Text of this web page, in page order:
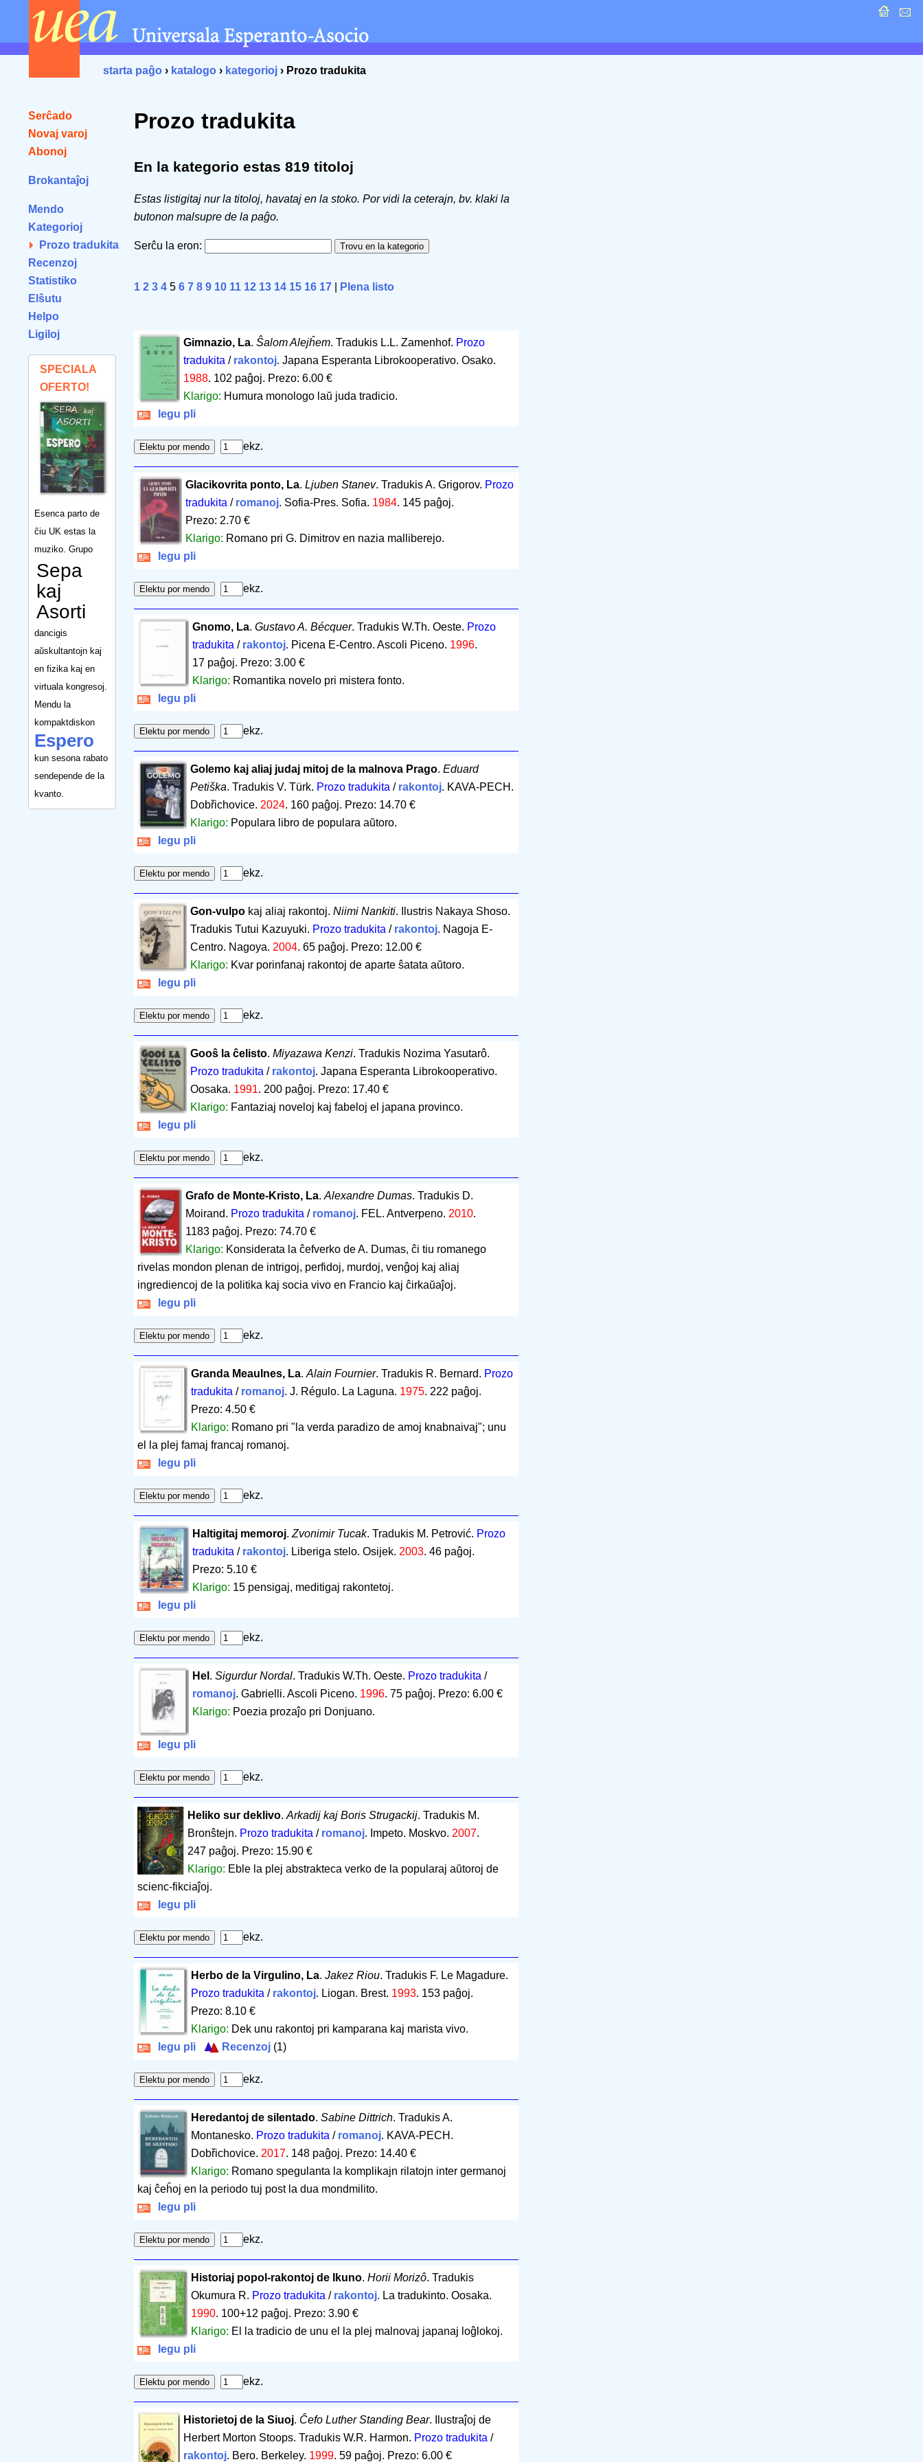
starta paĝo › katalogo › kategorioj › Prozo tradukita
Serĉado
Novaj varoj
Abonoj
Brokantaĵoj
Mendo
Kategorioj
Prozo tradukita
Recenzoj
Statistiko
Elŝutu
Helpo
Ligiloj
SPECIALA
OFERTO!
Esenca parto de
ĉiu UK estas la
muziko. Grupo
Sepa
kaj
Asorti
dancigis
aŭskultantojn kaj
en fizika kaj en
virtuala kongresoj.
Mendu la
kompaktdiskon
Espero
kun sesona rabato
sendepende de la
kvanto.
Prozo tradukita
En la kategorio estas 819 titoloj
Estas listigitaj nur la titoloj, havataj en la stoko. Por vidi la ceterajn, bv. klaki la
butonon malsupre de la paĝo.
Serĉu la eron:
1 2 3 4 5 6 7 8 9 10 11 12 13 14 15 16 17 Plena listo
Gimnazio, La. Ŝalom Alejĥem. Tradukis L.L. Zamenhof. Prozo
tradukita / rakontoj. Japana Esperanta Librokooperativo. Osako.
1988. 102 paĝoj. Prezo: 6.00 €
Klarigo: Humura monologo laŭ juda tradicio.
legu pli
ekz.
Glacikovrita ponto, La. Ljuben Stanev. Tradukis A. Grigorov. Prozo
tradukita / romanoj. Sofia-Pres. Sofia. 1984. 145 paĝoj.
Prezo: 2.70 €
Klarigo: Romano pri G. Dimitrov en nazia malliberejo.
legu pli
ekz.
Gnomo, La. Gustavo A. Bécquer. Tradukis W.Th. Oeste. Prozo
tradukita / rakontoj. Picena E-Centro. Ascoli Piceno. 1996.
17 paĝoj. Prezo: 3.00 €
Klarigo: Romantika novelo pri mistera fonto.
legu pli
ekz.
Golemo kaj aliaj judaj mitoj de la malnova Prago. Eduard
Petiška. Tradukis V. Türk. Prozo tradukita / rakontoj. KAVA-PECH.
Dobřichovice. 2024. 160 paĝoj. Prezo: 14.70 €
Klarigo: Populara libro de populara aŭtoro.
legu pli
ekz.
Gon-vulpokaj aliaj rakontoj. Niimi Nankiti. Ilustris Nakaya Shoso.
Tradukis Tutui Kazuyuki. Prozo tradukita / rakontoj. Nagoja E-
Centro. Nagoya. 2004. 65 paĝoj. Prezo: 12.00 €
Klarigo: Kvar porinfanaj rakontoj de aparte ŝatata aŭtoro.
legu pli
ekz.
Gooŝ la ĉelisto. Miyazawa Kenzi. Tradukis Nozima Yasutarô.
Prozo tradukita / rakontoj. Japana Esperanta Librokooperativo.
Oosaka. 1991. 200 paĝoj. Prezo: 17.40 €
Klarigo: Fantaziaj noveloj kaj fabeloj el japana provinco.
legu pli
ekz.
Grafo de Monte-Kristo, La.Alexandre Dumas. Tradukis D.
Moirand. Prozo tradukita / romanoj. FEL. Antverpeno. 2010.
1183 paĝoj. Prezo: 74.70 €
Klarigo: Konsiderata la ĉefverko de A. Dumas, ĉi tiu romanego
rivelas mondon plenan de intrigoj, perfidoj, murdoj, venĝoj kaj aliaj
ingrediencoj de la politika kaj socia vivo en Francio kaj ĉirkaŭaĵoj.
legu pli
ekz.
Granda Meaulnes, La. Alain Fournier. Tradukis R. Bernard. Prozo
tradukita / romanoj. J. Régulo. La Laguna. 1975. 222 paĝoj.
Prezo: 4.50 €
Klarigo: Romano pri "la verda paradizo de amoj knabnaivaj"; unu
el la plej famaj francaj romanoj.
legu pli
ekz.
Haltigitaj memoroj.Zvonimir Tucak. Tradukis M. Petrović. Prozo
tradukita / rakontoj. Liberiga stelo. Osijek. 2003.46 paĝoj.
Prezo: 5.10 €
Klarigo: 15 pensigaj, meditigaj rakontetoj.
legu pli
ekz.
Hel . Sigurdur Nordal. Tradukis W.Th. Oeste. Prozo tradukita /
romanoj. Gabrielli. Ascoli Piceno. 1996. 75 paĝoj. Prezo: 6.00 €
Klarigo: Poezia prozaĵo pri Donjuano.
legu pli
ekz.
Heliko sur deklivo.Arkadij kaj Boris Strugackij. Tradukis M.
Bronŝtejn. Prozo tradukita / romanoj. Impeto. Moskvo. 2007.
247 paĝoj. Prezo: 15.90 €
Klarigo: Eble la plej abstrakteca verko de la popularaj aŭtoroj de
scienc-fikciaĵoj.
legu pli
ekz.
Herbo de la Virgulino, La. Jakez Riou. Tradukis F. Le Magadure.
Prozo tradukita / rakontoj. Liogan. Brest. 1993. 153 paĝoj.
Prezo: 8.10 €
Klarigo: Dek unu rakontoj pri kamparana kaj marista vivo.
legu pli
Recenzoj (1)
ekz.
Heredantoj de silentado. Sabine Dittrich. Tradukis A.
Montanesko. Prozo tradukita / romanoj. KAVA-PECH.
Dobřichovice. 2017. 148 paĝoj. Prezo: 14.40 €
Klarigo: Romano spegulanta la komplikajn rilatojn inter germanoj
kaj ĉeĥoj en la periodo tuj post la dua mondmilito.
legu pli
ekz.
Historiaj popol-rakontoj de Ikuno. Horii Morizô. Tradukis
Okumura R. Prozo tradukita / rakontoj. La tradukinto. Oosaka.
1990. 100+12 paĝoj. Prezo: 3.90 €
Klarigo: El la tradicio de unu el la plej malnovaj japanaj loĝlokoj.
legu pli
ekz.
Historietoj de la Siuoj. Ĉefo Luther Standing Bear. Ilustraĵoj de
Herbert Morton Stoops. Tradukis W.R. Harmon. Prozo tradukita /
rakontoj. Bero. Berkeley. 1999. 59 paĝoj. Prezo: 6.00 €